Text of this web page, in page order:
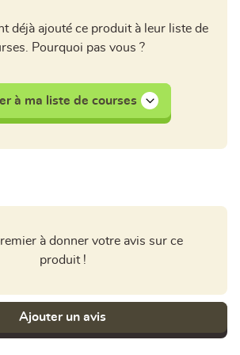
déjà ajouté ce produit à leur liste de
Pourquoi pas vous ?
à ma liste de courses
à donner votre avis sur ce
produit !
Ajouter un avis